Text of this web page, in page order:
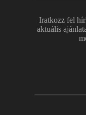
Iratkozz fel
aktuális